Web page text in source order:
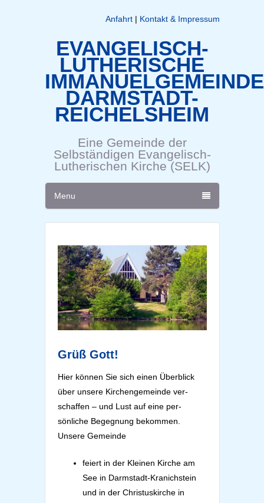
Anfahrt| Kontakt & Impressum
EVANGELISCH-
LUTHERISCHE
IMMANUELGEMEINDE
DARMSTADT-
REICHELSHEIM
Eine Gemeinde der
Selbständigen Evangelisch-
Lutherischen Kirche (SELK)
Menu
Grüß Gott!
Hier können Sie sich einen Über­blick
über unsere Kirchengemeinde ver­
schaffen – und Lust auf eine per­
sönliche Be­gegnung be­kom­men.
Unsere Gemeinde
feiert in der Kleinen Kirche am
See in Darmstadt-Kranichstein
und in der Christuskirche in